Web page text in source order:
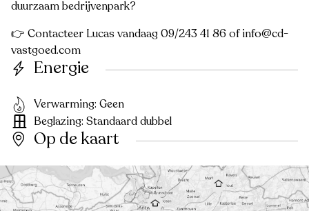
duurzaam bedrijvenpark?
👉 Contacteer Lucas vandaag 09/243 41 86 of info@cd-
vastgoed.com
Energie
Verwarming: Geen
Beglazing: Standaard dubbel
Op de kaart